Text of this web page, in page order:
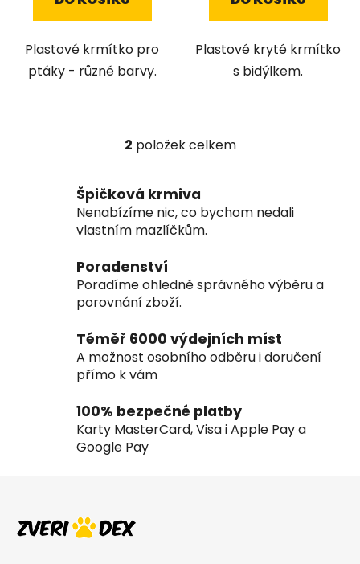
Plastové krmítko pro
ptáky - různé barvy.
Plastové kryté krmítko
s bidýlkem.
O
l
á
d
a
í
p
r
v
k
y
ý
p
i
2 položek celkem
Špičková krmiva
Nenabízíme nic, co bychom nedali
vlastním mazlíčkům.
Poradenství
Poradíme ohledně správného výběru a
porovnání zboží.
Téměř 6000 výdejních míst
A možnost osobního odběru i doručení
přímo k vám
100% bezpečné platby
Karty MasterCard, Visa i Apple Pay a
Google Pay